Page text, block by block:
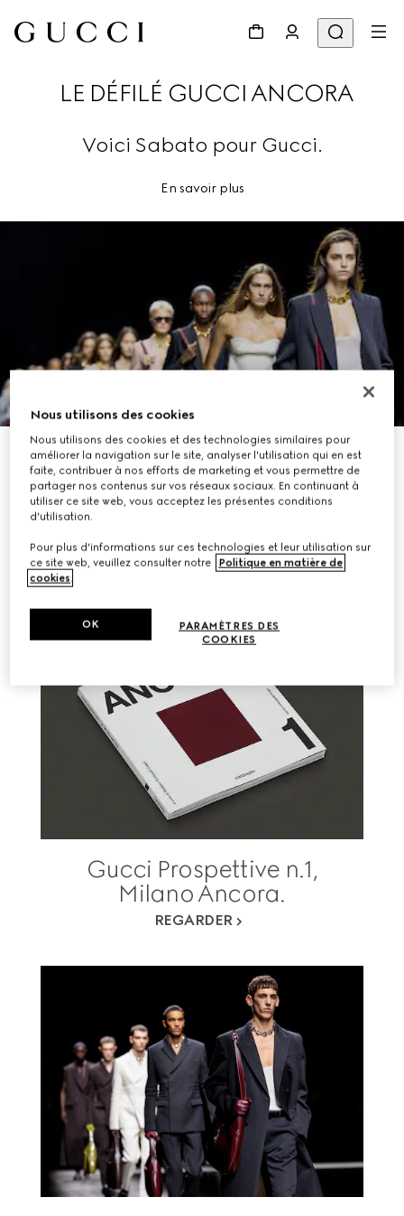
LE DÉFILÉ GUCCI ANCORA
Voici Sabato pour Gucci.
En savoir plus
DÉCOUVRIR PLUS
Gucci Prospettive n.1,
Milano Ancora.
REGARDER
Nous utilisons des cookies
Nous utilisons des cookies et des technologies similaires pour
améliorer la navigation sur le site, analyser l'utilisation qui en est
faite, contribuer à nos efforts de marketing et vous permettre de
partager nos contenus sur vos réseaux sociaux. En continuant à
utiliser ce site web, vous acceptez les présentes conditions
d'utilisation.
Pour plus d'informations sur ces technologies et leur utilisation sur
ce site web, veuillez consulter notre
Politique en matière de
cookies.
PARAMÈTRES DES
COOKIES
OK